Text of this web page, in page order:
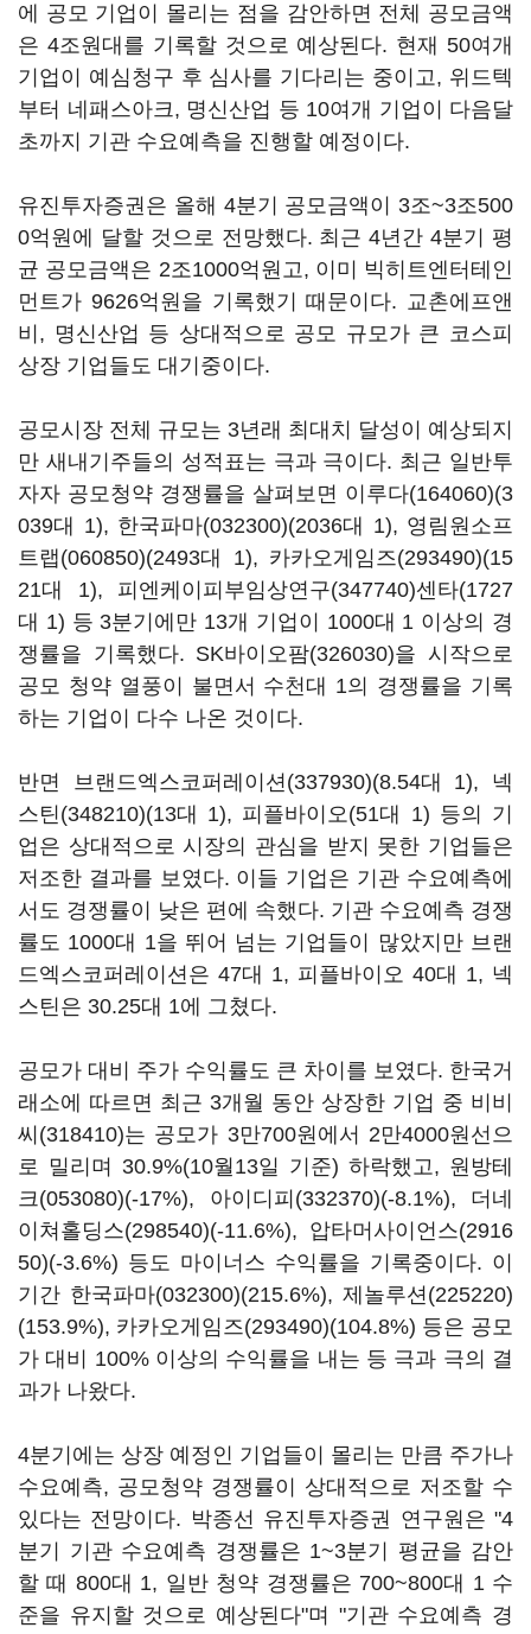
에 공모 기업이 몰리는 점을 감안하면 전체 공모금액
은 4조원대를 기록할 것으로 예상된다. 현재 50여개
기업이 예심청구 후 심사를 기다리는 중이고, 위드텍
부터 네패스아크, 명신산업 등 10여개 기업이 다음달
초까지 기관 수요예측을 진행할 예정이다.
유진투자증권은 올해 4분기 공모금액이 3조~3조500
0억원에 달할 것으로 전망했다. 최근 4년간 4분기 평
균 공모금액은 2조1000억원고, 이미 빅히트엔터테인
먼트가 9626억원을 기록했기 때문이다. 교촌에프앤
비, 명신산업 등 상대적으로 공모 규모가 큰 코스피
상장 기업들도 대기중이다.
공모시장 전체 규모는 3년래 최대치 달성이 예상되지
만 새내기주들의 성적표는 극과 극이다. 최근 일반투
자자 공모청약 경쟁률을 살펴보면 이루다(164060)(3
039대 1), 한국파마(032300)(2036대 1), 영림원소프
트랩(060850)(2493대 1), 카카오게임즈(293490)(15
21대 1), 피엔케이피부임상연구(347740)센타(1727
대 1) 등 3분기에만 13개 기업이 1000대 1 이상의 경
쟁률을 기록했다. SK바이오팜(326030)을 시작으로
공모 청약 열풍이 불면서 수천대 1의 경쟁률을 기록
하는 기업이 다수 나온 것이다.
반면 브랜드엑스코퍼레이션(337930)(8.54대 1), 넥
스틴(348210)(13대 1), 피플바이오(51대 1) 등의 기
업은 상대적으로 시장의 관심을 받지 못한 기업들은
저조한 결과를 보였다. 이들 기업은 기관 수요예측에
서도 경쟁률이 낮은 편에 속했다. 기관 수요예측 경쟁
률도 1000대 1을 뛰어 넘는 기업들이 많았지만 브랜
드엑스코퍼레이션은 47대 1, 피플바이오 40대 1, 넥
스틴은 30.25대 1에 그쳤다.
공모가 대비 주가 수익률도 큰 차이를 보였다. 한국거
래소에 따르면 최근 3개월 동안 상장한 기업 중 비비
씨(318410)는 공모가 3만700원에서 2만4000원선으
로 밀리며 30.9%(10월13일 기준) 하락했고, 원방테
크(053080)(-17%), 아이디피(332370)(-8.1%), 더네
이쳐홀딩스(298540)(-11.6%), 압타머사이언스(2916
50)(-3.6%) 등도 마이너스 수익률을 기록중이다. 이
기간 한국파마(032300)(215.6%), 제놀루션(225220)
(153.9%), 카카오게임즈(293490)(104.8%) 등은 공모
가 대비 100% 이상의 수익률을 내는 등 극과 극의 결
과가 나왔다.
4분기에는 상장 예정인 기업들이 몰리는 만큼 주가나
수요예측, 공모청약 경쟁률이 상대적으로 저조할 수
있다는 전망이다. 박종선 유진투자증권 연구원은 "4
분기 기관 수요예측 경쟁률은 1~3분기 평균을 감안
할 때 800대 1, 일반 청약 경쟁률은 700~800대 1 수
준을 유지할 것으로 예상된다"며 "기관 수요예측 경